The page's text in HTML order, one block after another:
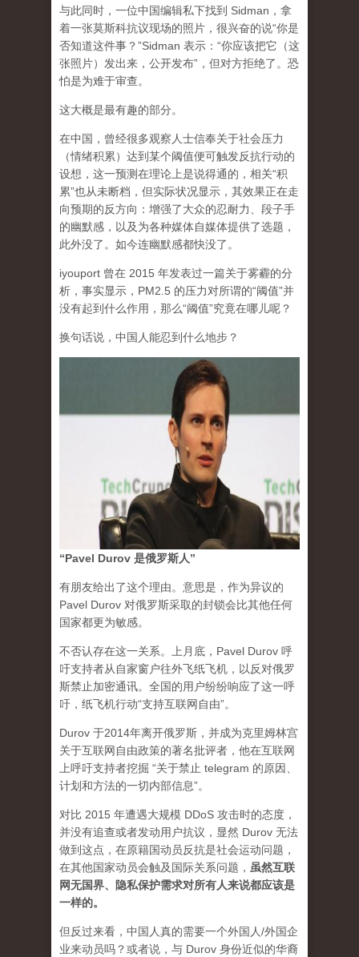
与此同时，一位中国编辑私下找到 Sidman，拿
着一张莫斯科抗议现场的照片，很兴奋的说“你是
否知道这件事？”Sidman 表示：“你应该把它（这
张照片）发出来，公开发布”，但对方拒绝了。恐
怕是为难于审查。
这大概是最有趣的部分。
在中国，曾经很多观察人士信奉关于社会压力
（情绪积累）达到某个阈值便可触发反抗行动的
设想，这一预测在理论上是说得通的，相关“积
累”也从未断档，但实际状况显示，其效果正在走
向预期的反方向：增强了大众的忍耐力、段子手
的幽默感，以及为各种媒体自媒体提供了选题，
此外没了。如今连幽默感都快没了。
iyouport 曾在 2015 年发表过一篇关于雾霾的分
析，事实显示，PM2.5 的压力对所谓的“阈值”并
没有起到什么作用，那么“阈值”究竟在哪儿呢？
换句话说，中国人能忍到什么地步？
“Pavel Durov 是俄罗斯人”
有朋友给出了这个理由。意思是，作为异议的
Pavel Durov 对俄罗斯采取的封锁会比其他任何
国家都更为敏感。
不否认存在这一关系。上月底，Pavel Durov 呼
吁支持者从自家窗户往外飞纸飞机，以反对俄罗
斯禁止加密通讯。全国的用户纷纷响应了这一呼
吁，纸飞机行动“支持互联网自由”。
Durov 于2014年离开俄罗斯，并成为克里姆林宫
关于互联网自由政策的著名批评者，他在互联网
上呼吁支持者挖掘 “关于禁止 telegram 的原因、
计划和方法的一切内部信息”。
对比 2015 年遭遇大规模 DDoS 攻击时的态度，
并没有追查或者发动用户抗议，显然 Durov 无法
做到这点，在原籍国动员反抗是社会运动问题，
在其他国家动员会触及国际关系问题， 虽然互联
网无国界、隐私保护需求对所有人来说都应该是
一样的。
但反过来看，中国人真的需要一个外国人/外国企
业来动员吗？或者说，与 Durov 身份近似的华裔